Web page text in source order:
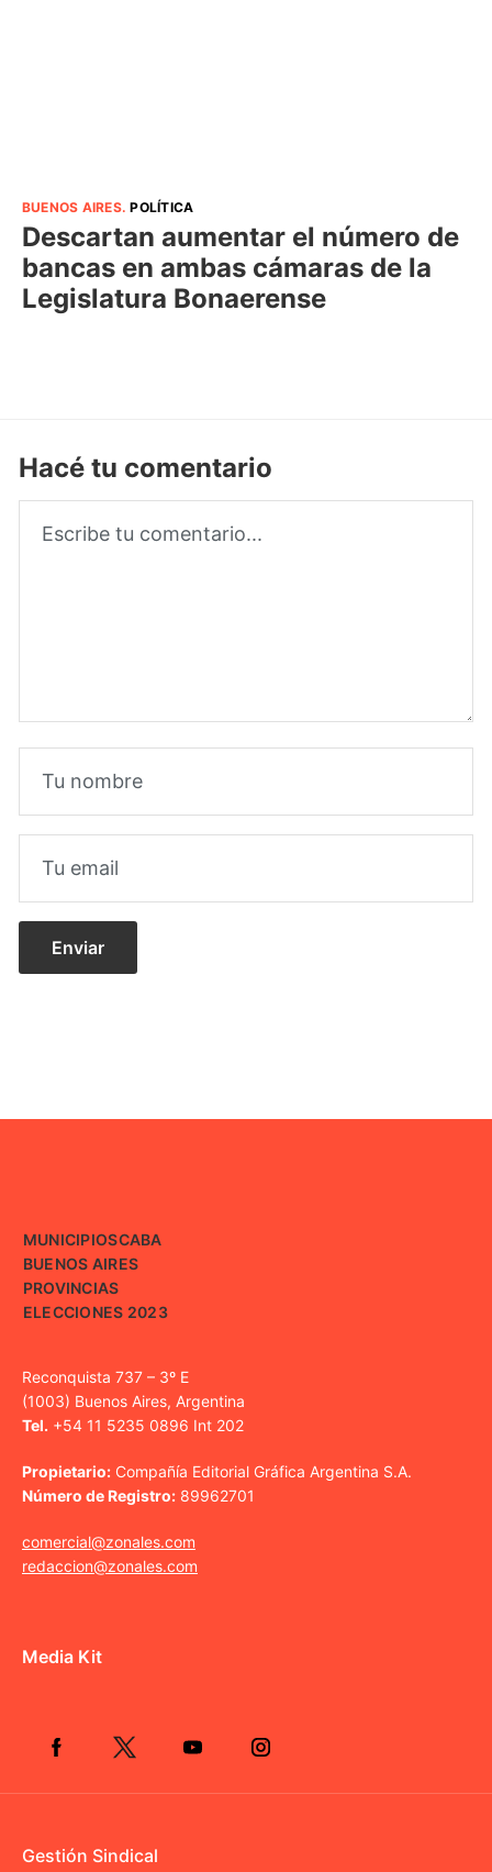
BUENOS AIRES.POLÍTICA
Descartan aumentar el número de
bancas en ambas cámaras de la
Legislatura Bonaerense
Hacé tu comentario
MUNICIPIOSCABA
BUENOS AIRES
PROVINCIAS
ELECCIONES 2023
Reconquista 737 – 3º E
(1003) Buenos Aires, Argentina
Tel. +54 11 5235 0896 Int 202
Propietario: Compañía Editorial Gráfica Argentina S.A.
Número de Registro: 89962701
comercial@zonales.com
redaccion@zonales.com
Media Kit
Gestión Sindical